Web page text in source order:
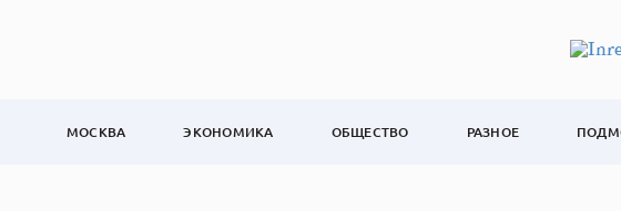
МОСКВА ЭКОНОМИКА ОБЩЕСТВО РАЗНОЕ